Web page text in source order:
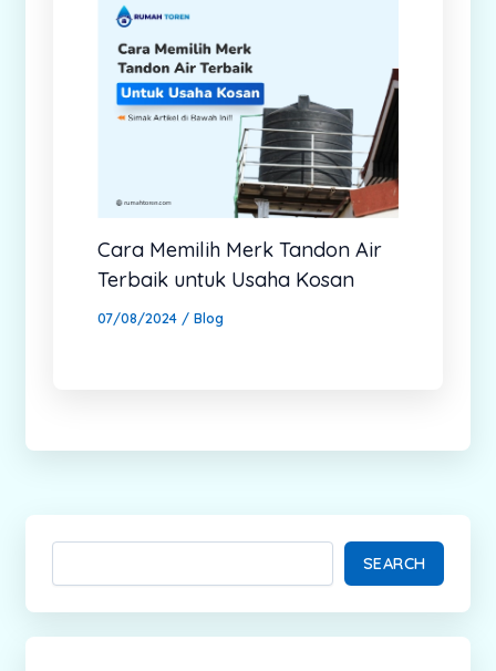
Cara Memilih Merk Tandon Air
Terbaik untuk Usaha Kosan
07/08/2024 / Blog
SEARCH